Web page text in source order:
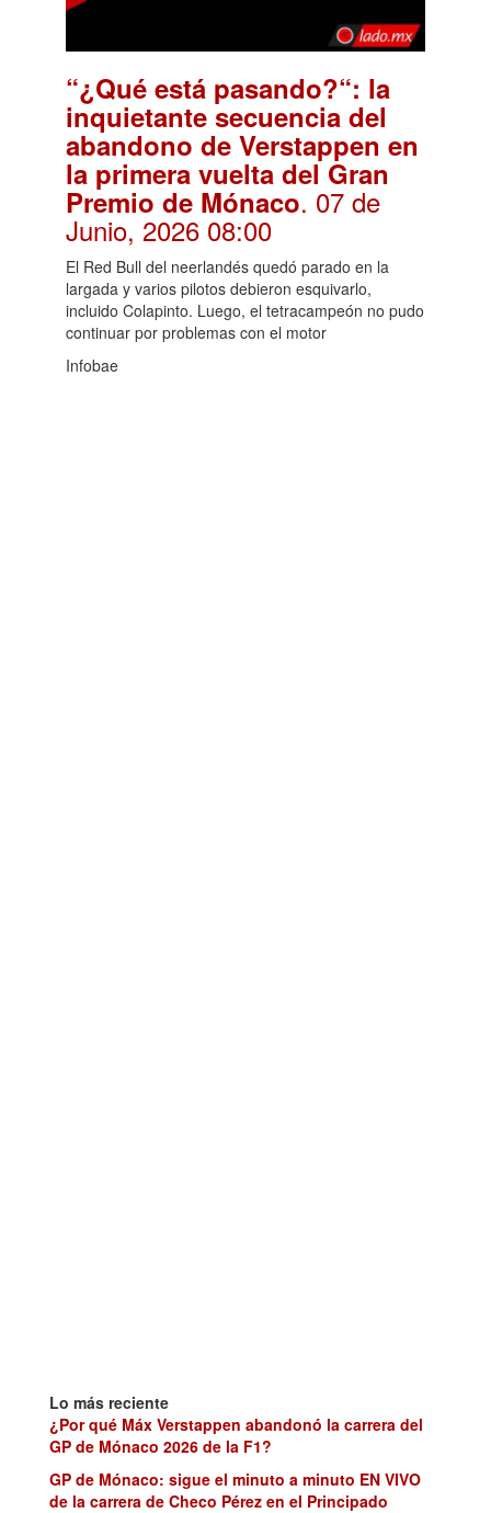
“¿Qué está pasando?“: la
inquietante secuencia del
abandono de Verstappen en
la primera vuelta del Gran
Premio de Mónaco. 07 de
Junio, 2026 08:00
El Red Bull del neerlandés quedó parado en la
largada y varios pilotos debieron esquivarlo,
incluido Colapinto. Luego, el tetracampeón no pudo
continuar por problemas con el motor
Infobae
Lo más reciente
¿Por qué Máx Verstappen abandonó la carrera del
GP de Mónaco 2026 de la F1?
GP de Mónaco: sigue el minuto a minuto EN VIVO
de la carrera de Checo Pérez en el Principado